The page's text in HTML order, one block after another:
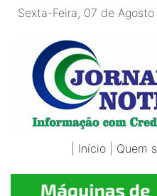
Sexta-Feira, 07 de
Início Quem